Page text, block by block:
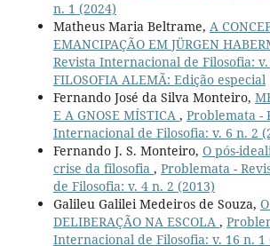
n. 1 (2024)
Matheus Maria Beltrame, A
EMANCIPAÇÃO EM JÜRGEN
Revista Internacional de Filosofia:
FILOSOFIA ALEMÃ: Edição especial
Fernando José da Silva Monteiro,
E A GNOSE MÍSTICA , Problemata -
Internacional de Filosofia: v. 6 n. 2
Fernando J. S. Monteiro, O pós-
crise da filosofia , Problemata -
de Filosofia: v. 4 n. 2 (2013)
Galileu Galilei Medeiros de Souza,
DELIBERAÇÃO NA ESCOLA ,
Internacional de Filosofia: v. 16 n. 1